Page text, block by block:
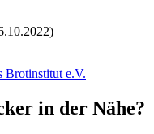
Brotinstitut e.V.
in der Nähe?